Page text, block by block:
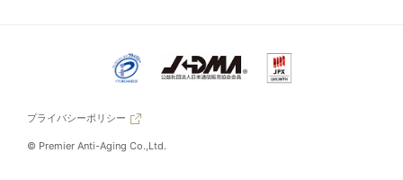
プライバシーポリシー
© Premier Anti-Aging Co.,Ltd.